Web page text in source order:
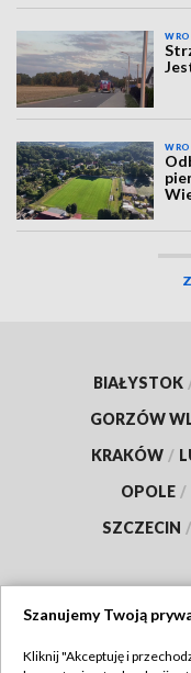
BIAŁYSTOK
GORZÓW
KRAKÓW /
OPOLE /
SZCZECIN /
Szanujemy Twoją
Kliknij "Akceptuję i